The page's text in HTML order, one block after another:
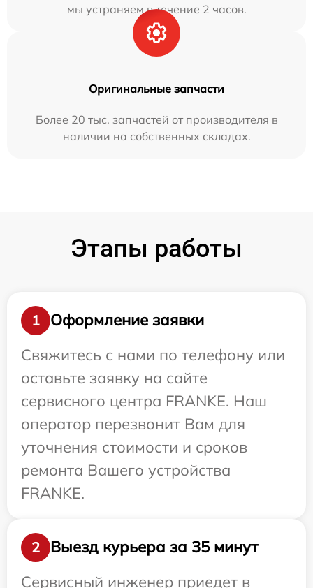
мы устраняем в течение 2 часов.
Оригинальные запчасти
Более 20 тыс. запчастей от производителя в
наличии на собственных складах.
Этапы работы
1
Оформление заявки
Свяжитесь с нами по телефону или
оставьте заявку на сайте
сервисного центра FRANKE. Наш
оператор перезвонит Вам для
уточнения стоимости и сроков
ремонта Вашего устройства
FRANKE.
2
Выезд курьера за 35 минут
Сервисный инженер приедет в